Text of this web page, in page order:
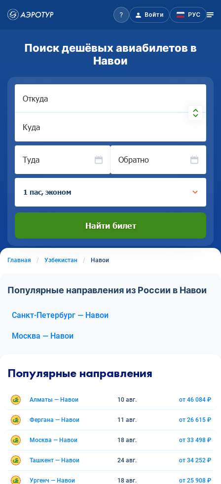
Войти РУС
Поиск дешёвых авиабилетов в
Навои
Откуда
Куда
Туда Обратно
1 пас, эконом
Найти билет
Главная Узбекистан Навои
Популярные направления из России в Навои
Санкт-Петербург — Навои
Москва — Навои
Популярные направления
Алматы — Навои 10 авг. от 46 084 ₽
Фергана — Навои 11 авг. от 26 615 ₽
Москва — Навои 18 авг. от 33 498 ₽
Ташкент — Навои 24 авг. от 34 252 ₽
Ургенч — Навои 18 авг. от 25 908 ₽